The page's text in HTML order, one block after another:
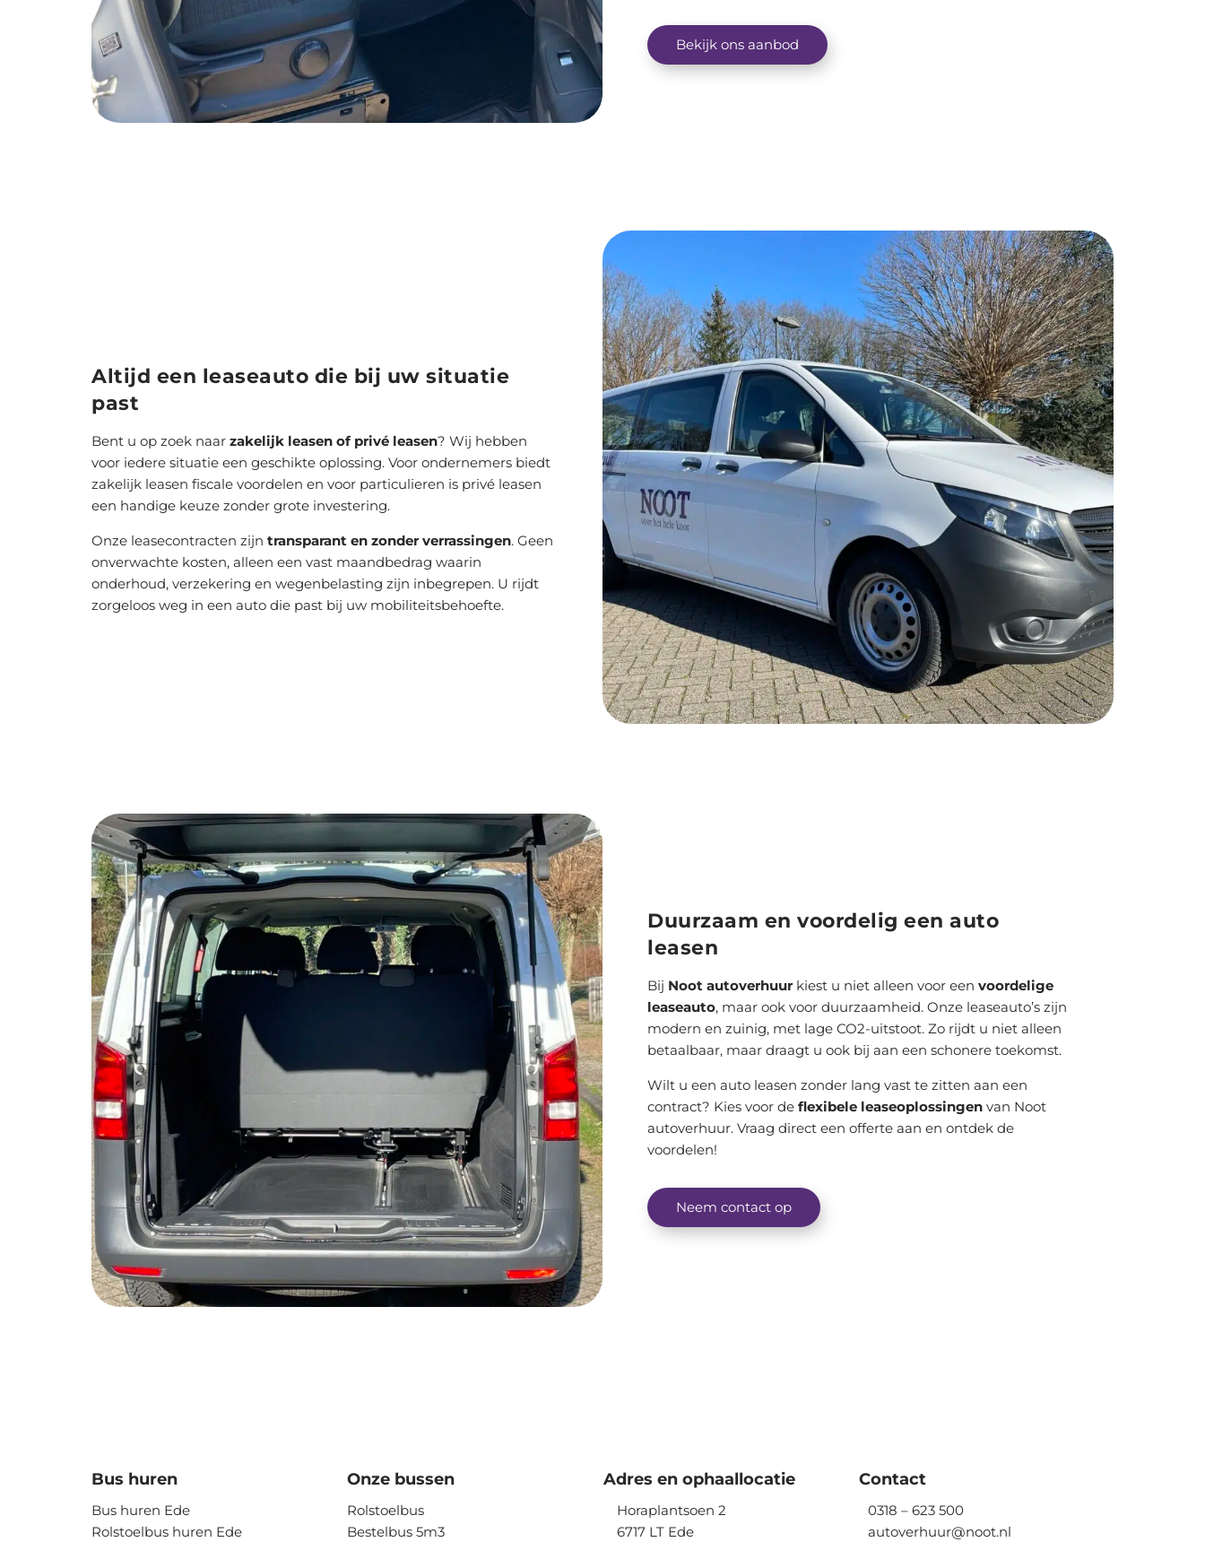
Bekijk ons aanbod
Altijd een leaseauto die bij uw situatie
past
Bent u op zoek naar zakelijk leasen of privé leasen? Wij hebben
voor iedere situatie een geschikte oplossing. Voor ondernemers biedt
zakelijk leasen fiscale voordelen en voor particulieren is privé leasen
een handige keuze zonder grote investering.
Onze leasecontracten zijn transparant en zonder verrassingen. Geen
onverwachte kosten, alleen een vast maandbedrag waarin
onderhoud, verzekering en wegenbelasting zijn inbegrepen. U rijdt
zorgeloos weg in een auto die past bij uw mobiliteitsbehoefte.
Duurzaam en voordelig een auto
leasen
Bij Noot autoverhuur kiest u niet alleen voor een voordelige
leaseauto, maar ook voor duurzaamheid. Onze leaseauto’s zijn
modern en zuinig, met lage CO2-uitstoot. Zo rijdt u niet alleen
betaalbaar, maar draagt u ook bij aan een schonere toekomst.
Wilt u een auto leasen zonder lang vast te zitten aan een
contract? Kies voor de flexibele leaseoplossingen van Noot
autoverhuur. Vraag direct een offerte aan en ontdek de
voordelen!
Neem contact op
Bus huren
Bus huren Ede
Rolstoelbus huren Ede
Onze bussen
Rolstoelbus
Bestelbus 5m3
Adres en ophaallocatie
Horaplantsoen 2
6717 LT Ede
Contact
0318 – 623 500
autoverhuur@noot.nl